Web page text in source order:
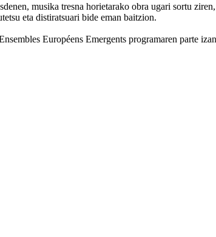
musika tresna horietarako obra ugari sortu
eta distiratsuari bide eman baitzion.
Européens Emergents programaren parte